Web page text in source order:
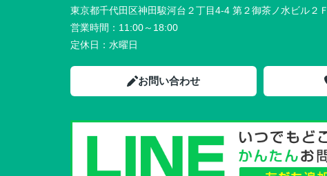
東京都千代田区神田駿河台２丁目4-4 第２御茶ノ水ビル２Ｆ
営業時間： 11:00～18:00
定休日： 水曜日
お問い合わせ